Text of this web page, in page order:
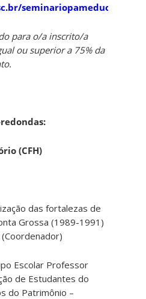
seminariopameduc2018
para o/a inscrito/a
ou superior a 75% da
(CFH)
das fortalezas de
Grossa (1989-1991)
Escolar Professor
de Estudantes do
do Patrimônio –